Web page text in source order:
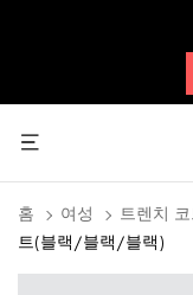
홈 여성 트렌치
트(블랙/블랙/블랙)